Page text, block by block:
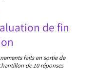
de fin
faits en sortie de
de 10 réponses